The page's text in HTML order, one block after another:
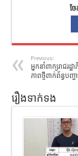
ច
Previous:
អ្នកនាំពាក្យរាជរដ្
ភាពថ្មីពាក់ព័ន្ធបញ្ហ
រឿងទាក់ទង